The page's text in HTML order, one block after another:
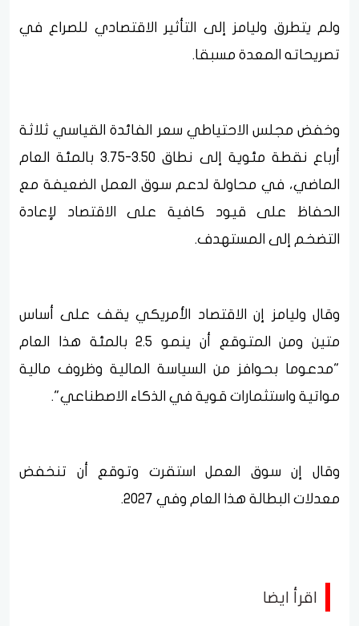
ولم يتطرق وليامز إلى التأثير الاقتصادي للصراع في
تصريحاته المعدة مسبقا.
وخفض مجلس الاحتياطي سعر الفائدة القياسي ثلاثة
أرباع نقطة مئوية إلى نطاق 3.50-3.75 بالمئة العام
الماضي، في محاولة لدعم سوق العمل الضعيفة مع
الحفاظ على قيود كافية على الاقتصاد لإعادة
التضخم إلى المستهدف.
وقال وليامز إن الاقتصاد الأمريكي يقف على أساس
متين ومن المتوقع أن ينمو 2.5 بالمئة هذا العام
"مدعوما بحوافز من السياسة المالية وظروف مالية
مواتية واستثمارات قوية في الذكاء الاصطناعي".
وقال إن سوق العمل استقرت وتوقع أن تنخفض
معدلات البطالة هذا العام وفي 2027.
اقرأ ايضا